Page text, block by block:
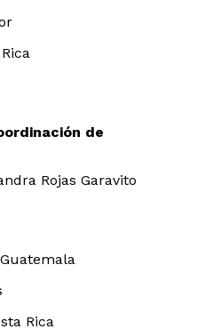
de
Rojas Garavito
Rica